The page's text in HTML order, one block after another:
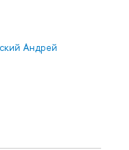
Андрей